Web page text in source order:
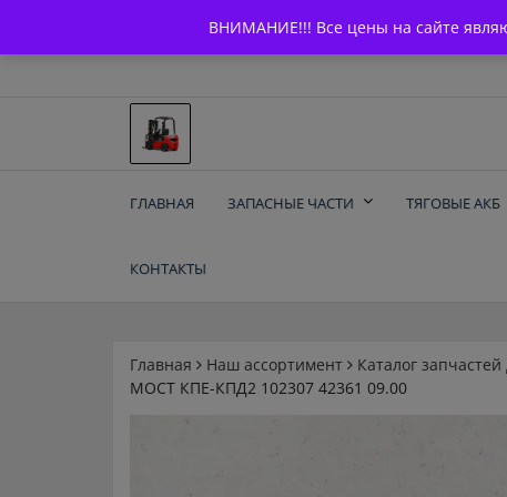
ВНИМАНИЕ!!! Все цены на сайте
content
Запчасти для вилочых
ГЛАВНАЯ ЗАПАСНЫЕ ЧАСТИ ТЯГОВЫЕ АКБ
КОНТАКТЫ
Главная Наш ассортимент Каталог
МОСТ КПЕ-КПД2 102307 42361 09.00